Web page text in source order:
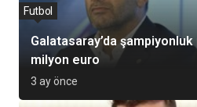
Galatasaray’da
milyon euro
Futbol
3 ay önce